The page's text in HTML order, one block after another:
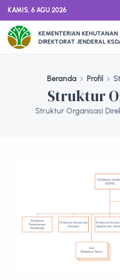
KAMIS, 6 AGU 2026
KEMENTERIAN KEHUTANAN
DIREKTORAT JENDERAL
Beranda Profil
Struktur
Struktur Organisasi